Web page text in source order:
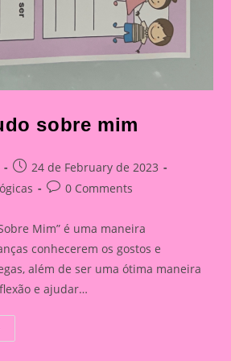
sobre mim
Post
published:
24 de February de 2023
Post0 Comments
Mim” é uma maneira
conhecerem os gostos e
além de ser uma ótima maneira
e ajudar…